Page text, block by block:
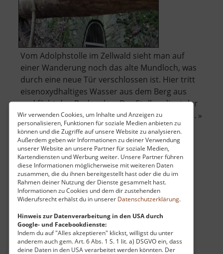
Wir verwenden Cookies, um Inhalte und Anzeigen zu
personalisieren, Funktionen für soziale Medien anbieten zu
können und die Zugriffe auf unsere Website zu analysieren.
Außerdem geben wir Informationen zu deiner Verwendung
unserer Website an unsere Partner für soziale Medien,
Kartendiensten und Werbung weiter. Unsere Partner führen
diese Informationen möglicherweise mit weiteren Daten
zusammen, die du ihnen bereitgestellt hast oder die du im
Rahmen deiner Nutzung der Dienste gesammelt hast.
Informationen zu Cookies und dem dir zustehenden
Widerufsrecht erhälst du in unserer Datenschutzerklärung.
Hinweis zur Datenverarbeitung in den USA durch
Google- und Facebookdienste:
Indem du auf "Alles akzeptieren" klickst, willigst du unter
anderem auch gem. Art. 6 Abs. 1 S. 1 lit. a) DSGVO ein, dass
deine Daten in den USA verarbeitet werden könnten. Der
Vom Adolphstolle im Zellwald sieht man auf
einer Wanderung noch das alte Mundloch, was
durch eine neue Tür verschlossen ist. Hier tritt
eisenoxydhaltiges Wasser aus dem Berg aus
und färbt den Bach ocker. Der Stollen dient der
Entwässerung des Freiberger Bergbaureviers... »
weiterlesenüber
Adolphstollen
Alaunsee
Kamencové jezero / Böhmisches Erzgebirge
aktuell vom 06.06.2026 / Zugriffe: 56031
34 km vom aktuellen Standort